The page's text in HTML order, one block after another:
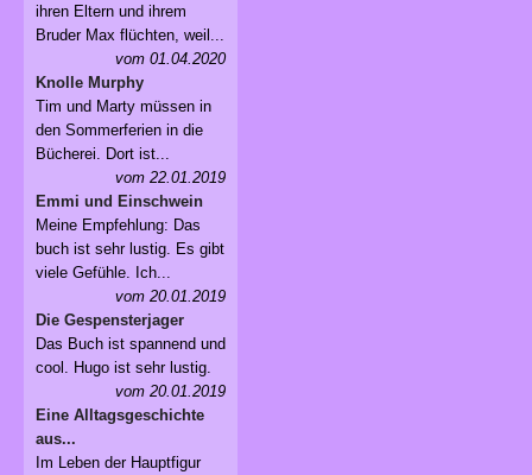
ihren Eltern und ihrem
Bruder Max flüchten, weil...
vom 01.04.2020
Knolle Murphy
Tim und Marty müssen in
den Sommerferien in die
Bücherei. Dort ist...
vom 22.01.2019
Emmi und Einschwein
Meine Empfehlung: Das
buch ist sehr lustig. Es gibt
viele Gefühle. Ich...
vom 20.01.2019
Die Gespensterjager
Das Buch ist spannend und
cool. Hugo ist sehr lustig.
vom 20.01.2019
Eine Alltagsgeschichte
aus...
Im Leben der Hauptfigur